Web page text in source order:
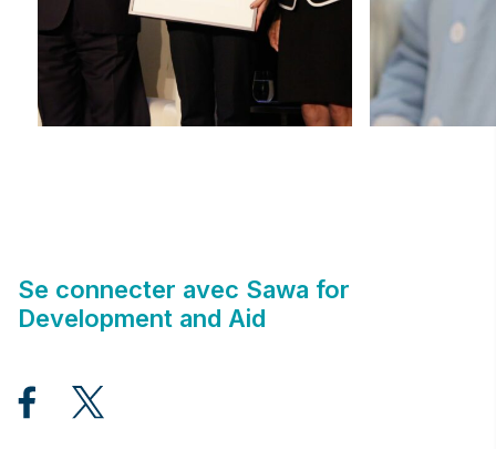
Se connecter avec Sawa for
Development and Aid